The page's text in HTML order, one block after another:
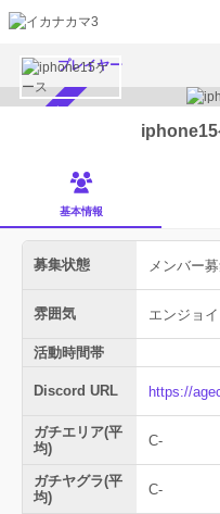
プレイヤー
iphone15
基本情報
募集状態 メンバー
雰囲気 エンジョイ
活動時間帯
Discord URL https://
ガチエリア(平
均)
C-
ガチヤグラ(平
均)
C-